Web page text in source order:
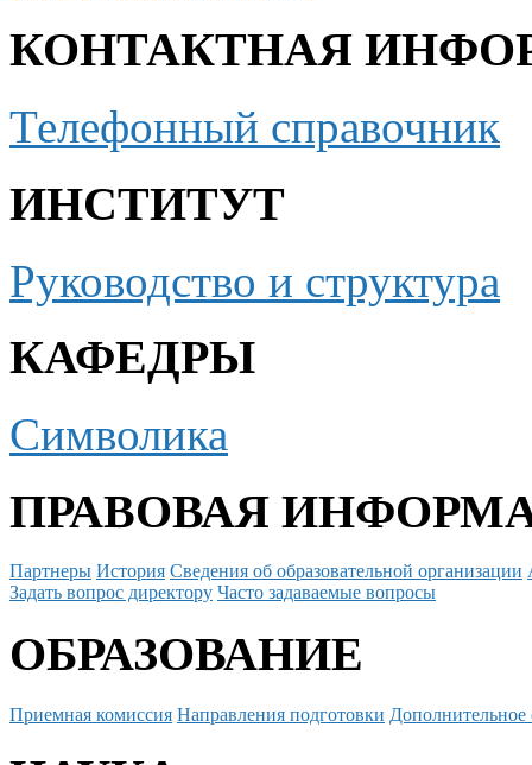
КОНТАКТНАЯ
Телефонный справочник
ИНСТИТУТ
Руководство и структура
КАФЕДРЫ
Символика
ПРАВОВАЯ
Партнеры История Сведения об образовательной организации
Задать вопрос директору Часто задаваемые вопросы
ОБРАЗОВАНИЕ
Приемная комиссия Направления подготовки Дополнительное